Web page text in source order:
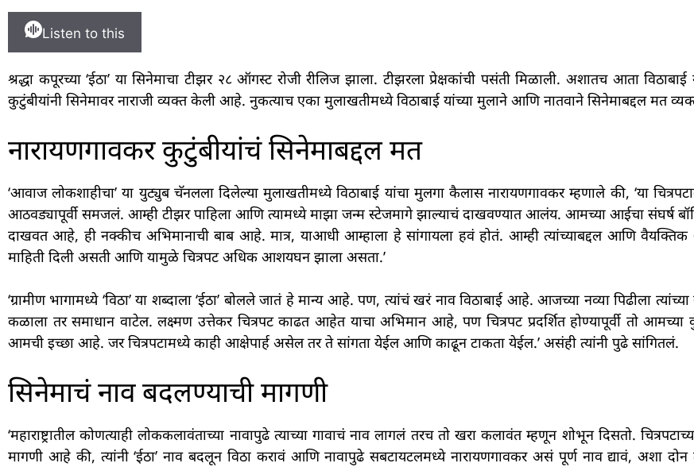
Listen to this
श्रद्धा कपूरच्या ‘ईठा’ या सिनेमाचा टीझर २८ ऑगस्ट रोजी रीलिज झाला. टीझरला प्रेक्षकांची पसंती मिळाली. अशातच आता विठाबाई
कुटुंबीयांनी सिनेमावर नाराजी व्यक्त केली आहे. नुकत्याच एका मुलाखतीमध्ये विठाबाई यांच्या मुलाने आणि नातवाने सिनेमाबद्दल मत
नारायणगावकर कुटुंबीयांचं सिनेमाबद्दल मत
‘आवाज लोकशाहीचा’ या युट्युब चॅनलला दिलेल्या मुलाखतीमध्ये विठाबाई यांचा मुलगा कैलास नारायणगावकर म्हणाले की, ‘या
आठवड्यापूर्वी समजलं. आम्ही टीझर पाहिला आणि त्यामध्ये माझा जन्म स्टेजमागे झाल्याचं दाखवण्यात आलंय. आमच्या आईचा संघर्ष
दाखवत आहे, ही नक्कीच अभिमानाची बाब आहे. मात्र, याआधी आम्हाला हे सांगायला हवं होतं. आम्ही त्यांच्याबद्दल आणि
माहिती दिली असती आणि यामुळे चित्रपट अधिक आशयघन झाला असता.’
‘ग्रामीण भागामध्ये ‘विठा’ या शब्दाला ‘ईठा’ बोलले जातं हे मान्य आहे. पण, त्यांचं खरं नाव विठाबाई आहे. आजच्या नव्या पिढीला
कळाला तर समाधान वाटेल. लक्ष्मण उत्तेकर चित्रपट काढत आहेत याचा अभिमान आहे, पण चित्रपट प्रदर्शित होण्यापूर्वी तो आमच्या
आमची इच्छा आहे. जर चित्रपटामध्ये काही आक्षेपार्ह असेल तर ते सांगता येईल आणि काढून टाकता येईल.’ असंही त्यांनी पुढे सांगितलं.
सिनेमाचं नाव बदलण्याची मागणी
‘महाराष्ट्रातील कोणत्याही लोककलावंताच्या नावापुढे त्याच्या गावाचं नाव लागलं तरच तो खरा कलावंत म्हणून शोभून दिसतो.
मागणी आहे की, त्यांनी ‘ईठा’ नाव बदलून विठा करावं आणि नावापुढे सबटायटलमध्ये नारायणगावकर असं पूर्ण नाव द्यावं, अशा दोन